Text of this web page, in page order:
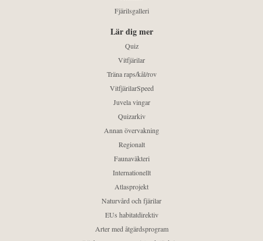
Fjärilsgalleri
Lär dig mer
Quiz
Vitfjärilar
Träna raps/kål/rov
VitfjärilarSpeed
Juvela vingar
Quizarkiv
Annan övervakning
Regionalt
Faunaväkteri
Internationellt
Atlasprojekt
Naturvård och fjärilar
EUs habitatdirektiv
Arter med åtgärdsprogram